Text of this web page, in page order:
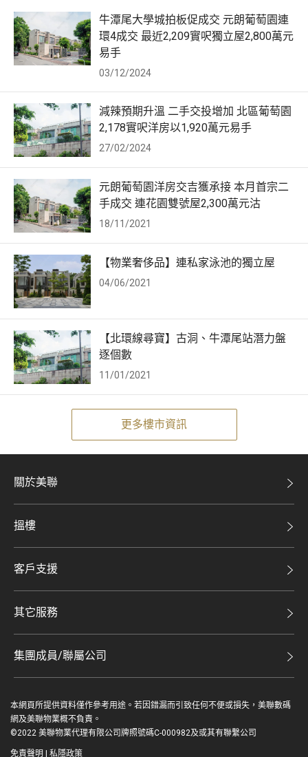
更多樓市資訊
牛潭尾大學城拍板促成交 元朗葡萄園連
環4成交 最近2,209實呎獨立屋2,800萬元
易手
03/12/2024
減辣預期升溫 二手交投增加 北區葡萄園
2,178實呎洋房以1,920萬元易手
27/02/2024
元朗葡萄園洋房交吉獲承接 本月首宗二
手成交 連花園雙號屋2,300萬元沽
18/11/2021
【物業奢侈品】連私家泳池的獨立屋
04/06/2021
【北環線尋寶】古洞、牛潭尾站潛力盤
逐個數
11/01/2021
關於美聯
美聯集團
集團動態
人才招募
網站地圖
搵樓
二手盤
買賣流程
客戶支援
自助放盤
豪宅分行
查詢熱線
聯絡我們
繳款方式
其它服務
豪宅資訊
美善會
集團成員/聯屬公司
鋑聯控股*
美聯工商舖*
本網頁所提供資料僅作參考用途。若因錯漏而引致任何不便或損失，美聯數碼
網及美聯物業概不負責。
©2022 美聯物業代理有限公司牌照號碼C-000982及或其有聯繫公司
免責聲明 私隱政策